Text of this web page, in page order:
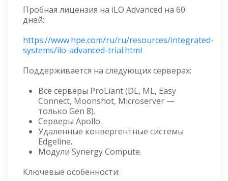
Пробная лицензия на iLO Advanced на 60
дней:
https://www.hpe.com/ru/ru/resources/integrated-
systems/ilo-advanced-trial.html
Поддерживается на следующих серверах:
Все серверы ProLiant (DL, ML, Easy
Connect, Moonshot, Microserver —
только Gen 8).
Серверы Apollo.
Удаленные конвергентные системы
Edgeline.
Модули Synergy Compute.
Ключевые особенности: